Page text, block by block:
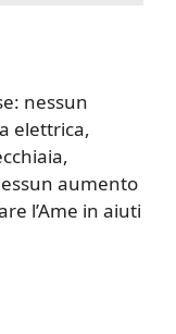
nessun
elettrica,
aumento
l’Ame in aiuti